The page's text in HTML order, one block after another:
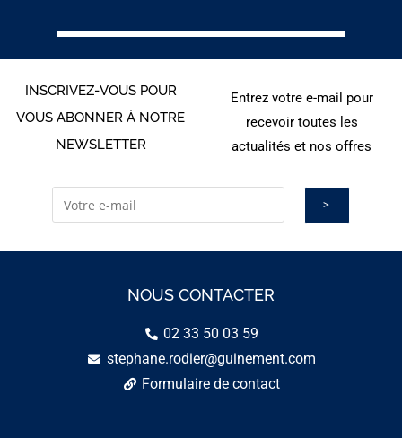
INSCRIVEZ-VOUS POUR
VOUS ABONNER À NOTRE
NEWSLETTER
Entrez votre e-mail pour
recevoir toutes les
actualités et nos offres
NOUS CONTACTER
02 33 50 03 59
stephane.rodier@guinement.com
Formulaire de contact